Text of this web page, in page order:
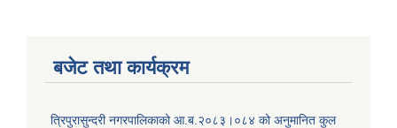
बजेट तथा कार्यक्रम
त्रिपुरासुन्दरी नगरपालिकाको आ.ब.२०८३।०८४ को अनुमानित कुल